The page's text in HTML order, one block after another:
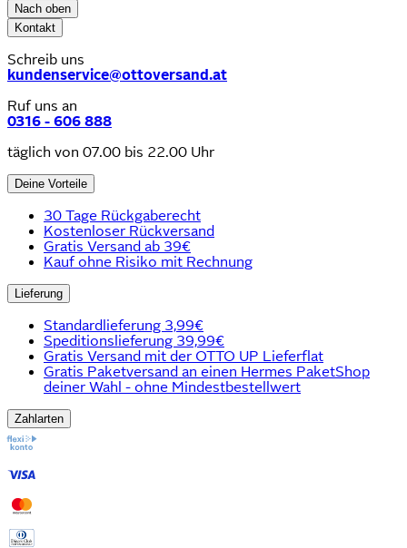
Nach oben
Kontakt
Schreib uns
kundenservice@ottoversand.at
Ruf uns an
0316 - 606 888
täglich von 07.00 bis 22.00 Uhr
Deine Vorteile
30 Tage Rückgaberecht
Kostenloser Rückversand
Gratis Versand ab 39€
Kauf ohne Risiko mit Rechnung
Lieferung
Standardlieferung 3,99€
Speditionslieferung 39,99€
Gratis Versand mit der OTTO UP Lieferflat
Gratis Paketversand an einen Hermes PaketShop
deiner Wahl - ohne Mindestbestellwert
Zahlarten